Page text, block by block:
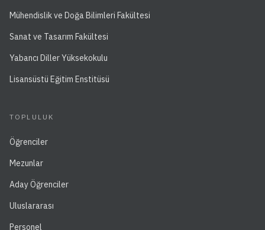
Mühendislik ve Doğa Bilimleri Fakültesi
Sanat ve Tasarım Fakültesi
Yabancı Diller Yüksekokulu
Lisansüstü Eğitim Enstitüsü
TOPLULUK
Öğrenciler
Mezunlar
Aday Öğrenciler
Uluslararası
Personel